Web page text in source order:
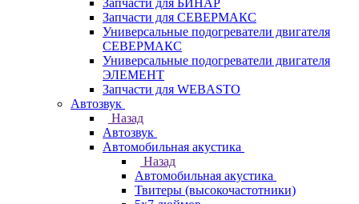
Запчасти для БИНАР
Запчасти для СЕВЕРМАКС
Универсальные подогреватели двигателя
СЕВЕРМАКС
Универсальные подогреватели двигателя
ЭЛЕМЕНТ
Запчасти для WEBASTO
Автозвук
Назад
Автозвук
Автомобильная акустика
Назад
Автомобильная акустика
Твитеры (высокочастотники)